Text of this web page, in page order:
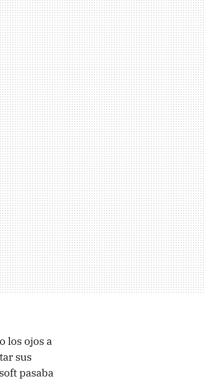
los ojos a
sus
pasaba